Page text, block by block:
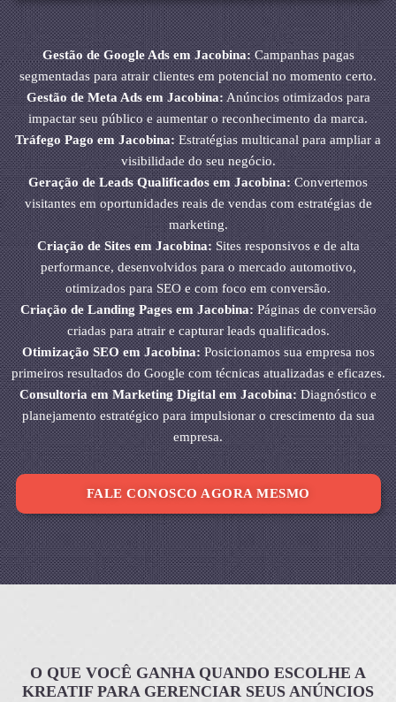
Gestão de Google Ads em Jacobina:Campanhas pagas
segmentadas para atrair clientes em potencial no momento certo.
Gestão de Meta Ads em Jacobina:Anúncios otimizados para
impactar seu público e aumentar o reconhecimento da marca.
Tráfego Pago em Jacobina:Estratégias multicanal para ampliar a
visibilidade do seu negócio.
Geração de Leads Qualificados em Jacobina:Convertemos
visitantes em oportunidades reais de vendas com estratégias de
marketing.
Criação de Sites em Jacobina:Sites responsivos e de alta
performance, desenvolvidos para o mercado automotivo,
otimizados para SEO e com foco em conversão.
Criação de Landing Pages em Jacobina:Páginas de conversão
criadas para atrair e capturar leads qualificados.
Otimização SEO em Jacobina:Posicionamos sua empresa nos
primeiros resultados do Google com técnicas atualizadas e eficazes.
Consultoria em Marketing Digital em Jacobina:Diagnóstico e
planejamento estratégico para impulsionar o crescimento da sua
empresa.
FALE CONOSCO AGORA MESMO
O QUE VOCÊ GANHA QUANDO ESCOLHE A
KREATIF PARA GERENCIAR SEUS ANÚNCIOS